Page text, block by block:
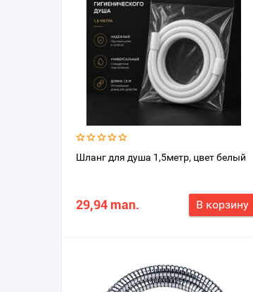
Шланг для душа 1,5метр, цвет белый
29,94 man. В корзину